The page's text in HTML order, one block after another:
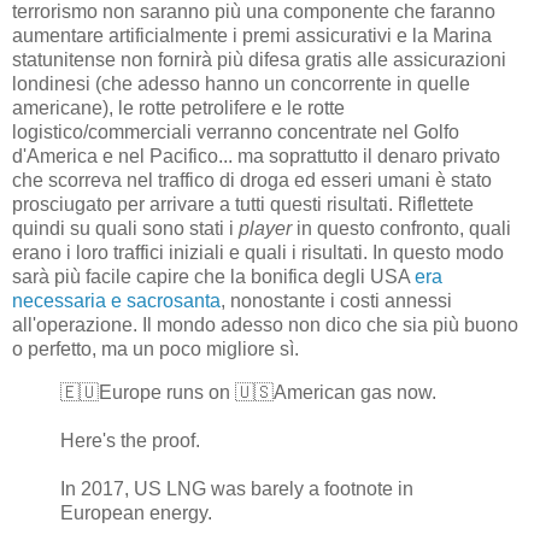
terrorismo non saranno più una componente che faranno
aumentare artificialmente i premi assicurativi e la Marina
statunitense non fornirà più difesa gratis alle assicurazioni
londinesi (che adesso hanno un concorrente in quelle
americane), le rotte petrolifere e le rotte
logistico/commerciali verranno concentrate nel Golfo
d'America e nel Pacifico... ma soprattutto il denaro privato
che scorreva nel traffico di droga ed esseri umani è stato
prosciugato per arrivare a tutti questi risultati. Riflettete
quindi su quali sono stati i playerin questo confronto, quali
erano i loro traffici iniziali e quali i risultati. In questo modo
sarà più facile capire che la bonifica degli USA era
necessaria e sacrosanta, nonostante i costi annessi
all'operazione. Il mondo adesso non dico che sia più buono
o perfetto, ma un poco migliore sì.
🇪🇺Europe runs on 🇺🇸American gas now.
Here's the proof.
In 2017, US LNG was barely a footnote in
European energy.